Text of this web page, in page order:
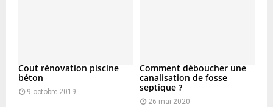
Cout rénovation piscine
béton
9 octobre 2019
Comment déboucher une
canalisation de fosse
septique ?
26 mai 2020